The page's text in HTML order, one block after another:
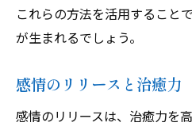
これらの方法を活用すること
が生まれるでしょう。
感情のリリースと治癒力
感情のリリースは、治癒力を